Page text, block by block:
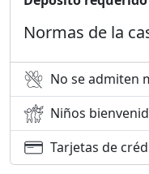
Normas de la
No se admiten
Niños
Tarjetas de